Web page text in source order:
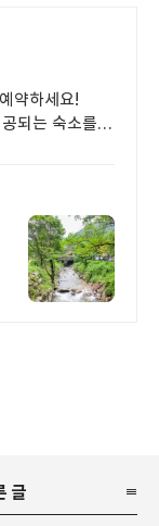
약하세요!
되는 숙소를
글